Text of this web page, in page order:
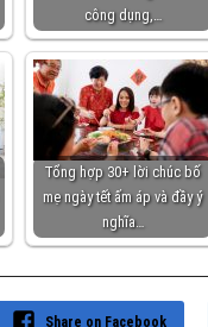
công dụng,…
Tổng hợp 30+ lời chúc bố
mẹ ngày tết ấm áp và đầy ý
nghĩa…
Share on Facebook